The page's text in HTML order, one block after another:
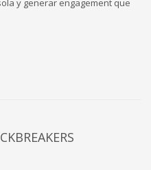
y generar engagement que